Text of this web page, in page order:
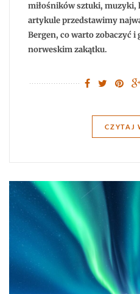
miłośników sztuki,
artykule przedstawimy
Bergen, co warto zobaczyć i
norweskim zakątku.
CZYTAJ